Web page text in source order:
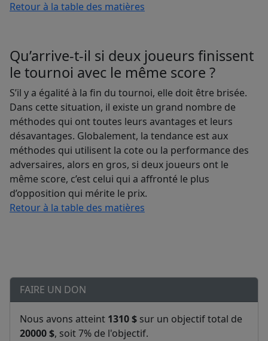
Retour à la table des matières
Qu’arrive-t-il si deux joueurs finissent
le tournoi avec le même score ?
S’il y a égalité à la fin du tournoi, elle doit être brisée.
Dans cette situation, il existe un grand nombre de
méthodes qui ont toutes leurs avantages et leurs
désavantages. Globalement, la tendance est aux
méthodes qui utilisent la cote ou la performance des
adversaires, alors en gros, si deux joueurs ont le
même score, c’est celui qui a affronté le plus
d’opposition qui mérite le prix.
Retour à la table des matières
FAIRE UN DON
Nous avons atteint 1310 $ sur un objectif total de
20000 $, soit 7% de l'objectif.